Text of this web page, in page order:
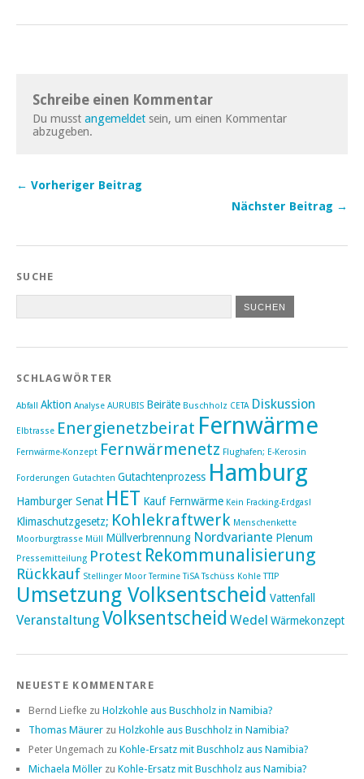
Schreibe einen Kommentar
Du musst angemeldet sein, um einen Kommentar
abzugeben.
← Vorheriger Beitrag
Nächster Beitrag →
SUCHE
SCHLAGWÖRTER
Abfall Aktion Analyse AURUBIS Beiräte Buschholz CETA Diskussion
Elbtrasse Energienetzbeirat Fernwärme
Fernwärme-Konzept Fernwärmenetz Flughafen; E-Kerosin
Forderungen Gutachten Gutachtenprozess Hamburg
Hamburger Senat HET Kauf Fernwärme Kein Fracking-Erdgas!
Klimaschutzgesetz; Kohlekraftwerk Menschenkette
Moorburgtrasse Müll Müllverbrennung Nordvariante Plenum
Pressemitteilung Protest Rekommunalisierung
Rückkauf Stellinger Moor Termine TiSA Tschüss Kohle TTIP
Umsetzung Volksentscheid Vattenfall
Veranstaltung Volksentscheid Wedel Wärmekonzept
NEUESTE KOMMENTARE
Bernd Liefke zu Holzkohle aus Buschholz in Namibia?
Thomas Mäurer zu Holzkohle aus Buschholz in Namibia?
Peter Ungemach zu Kohle-Ersatz mit Buschholz aus Namibia?
Michaela Möller zu Kohle-Ersatz mit Buschholz aus Namibia?